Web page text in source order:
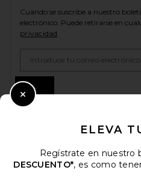
Cuando se suscribe a nuestro
electrónico. Puede retirarse en
privacidad
ELEVA
Regístrate en nuestro
DESCUENTO*, es como
Close Modal